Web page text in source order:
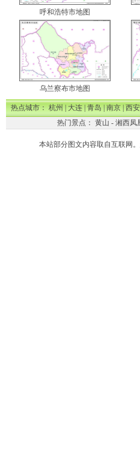
呼和浩特市地图
乌兰察布市地图
热点城市：杭州|大连|青岛|南京|西安
热门景点： 黄山 - 湘西凤
本站部分图文内容取自互联网